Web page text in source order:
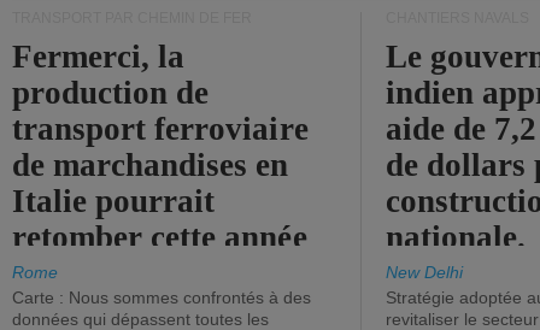
Fermerci, la
production de
transport ferroviaire
de marchandises en
Italie pourrait
retomber cette année
aux niveaux de 2015.
Rome
Carte : Nous sommes confrontés à des
données qui dépassent toutes les
Le
indien
aide de
de dollars
nationale.
New Delhi
Stratégie adoptée
revitaliser le secteur